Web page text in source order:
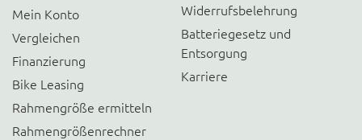
Mein Konto
Vergleichen
Finanzierung
Bike Leasing
Rahmengröße ermitteln
Rahmengrößenrechner
Widerrufsbelehrung
Batteriegesetz und
Entsorgung
Karriere